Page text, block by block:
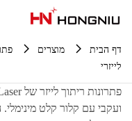
דף הבית מוצרים
לייזרי
ועקבי עם קלור קלט